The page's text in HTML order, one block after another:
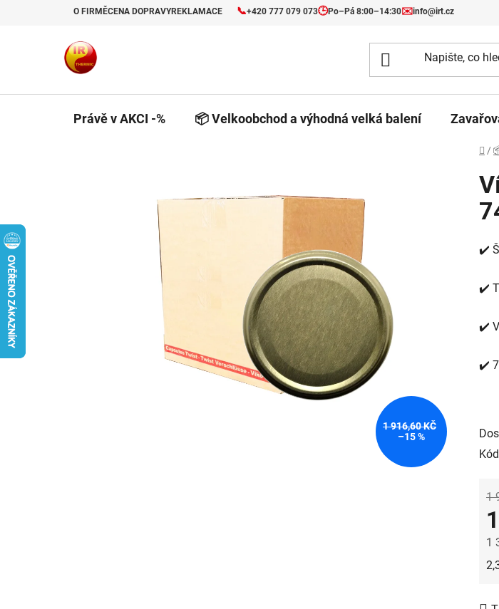
O FIRMĚCENA DOPRAVYREKLAMACE 📞+420 777 079 073🕒Po–Pá 8:00–14:30✉️info@irt.cz
Právě v AKCI -% 📦 Velkoobchod a výhodná velká balení
/
✔️
✔️
✔️
✔️
1
1
1 916,60 KČ
–15 %